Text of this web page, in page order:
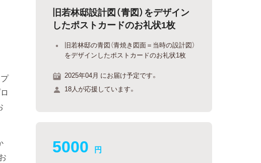
旧若林邸設計図（青図）をデザイン
したポストカードのお礼状1枚
旧若林邸の青図（青焼き図面＝当時の設計図）
をデザインしたポストカードのお礼状1枚
2025年04月 にお届け予定です。
18人が応援しています。
5000 円